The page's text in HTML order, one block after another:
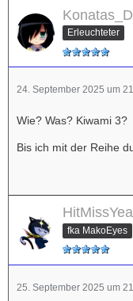
Erleuchteter
24. September 2025 um
Wie? Was? Kiwami 3?
Bis ich mit der Reihe
fka MakoEyes
25. September 2025 um